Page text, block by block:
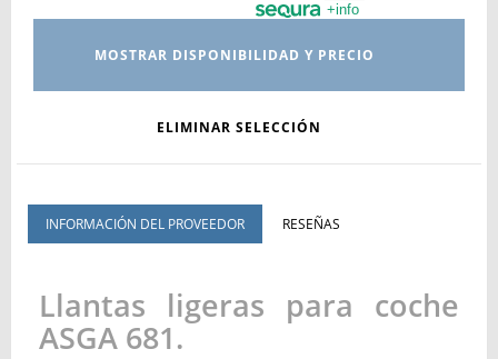
+info
MOSTRAR DISPONIBILIDAD Y PRECIO
ELIMINAR SELECCIÓN
INFORMACIÓN DEL PROVEEDOR RESEÑAS
Llantas ligeras para coche
ASGA 681.